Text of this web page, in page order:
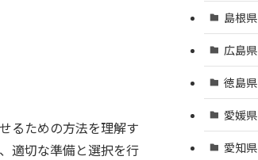
るための方法を理解す
適切な準備と選択を行
島根県
広島県
徳島県
愛媛県
愛知県